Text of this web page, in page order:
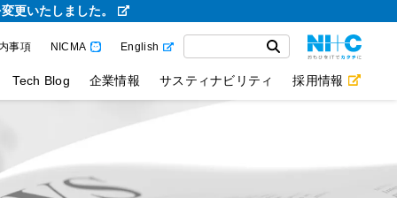
更いたしました。
事項 NICMA English
Tech Blog 企業情報 サスティナビリティ 採用情報